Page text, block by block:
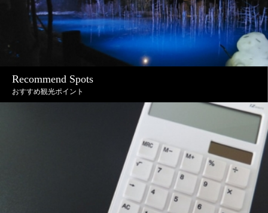
Recommend Spots
おすすめ観光ポイント